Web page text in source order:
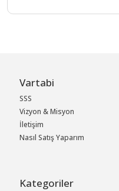
Vartabi
SSS
Vizyon & Misyon
İletişim
Nasıl Satış Yaparım
Kategoriler